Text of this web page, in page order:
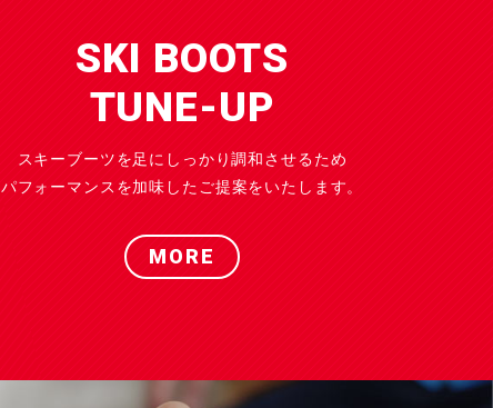
SKI BOOTS
TUNE-UP
スキーブーツを足にしっかり調和させるため
パフォーマンスを加味したご提案をいたします。
MORE